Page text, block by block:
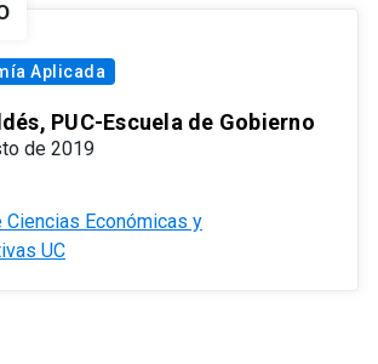
Aplicada
PUC-Escuela de Gobierno
de 2019
Ciencias Económicas y
UC